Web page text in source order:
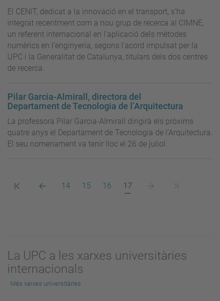
El CENIT, dedicat a la innovació en el transport, s’ha
integrat recentment com a nou grup de recerca al CIMNE,
un referent internacional en l’aplicació dels mètodes
numèrics en l’enginyeria, segons l’acord impulsat per la
UPC i la Generalitat de Catalunya, titulars dels dos centres
de recerca.
Pilar Garcia-Almirall, directora del
Departament de Tecnologia de l’Arquitectura
La professora Pilar Garcia-Almirall dirigirà els pròxims
quatre anys el Departament de Tecnologia de l’Arquitectura.
El seu nomenament va tenir lloc el 26 de juliol.
Primera
Pàgina
Pàgina
14 Pàgina
15 Pàgina
16
Pàgina
actual
17
La UPC a les xarxes universitàries
internacionals
Més xarxes universitàries